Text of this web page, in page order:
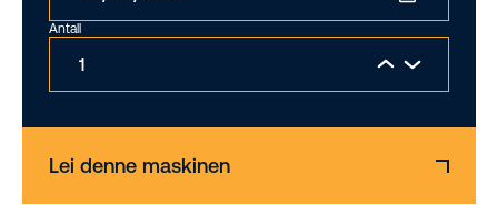
Antall
Lei denne maskinen